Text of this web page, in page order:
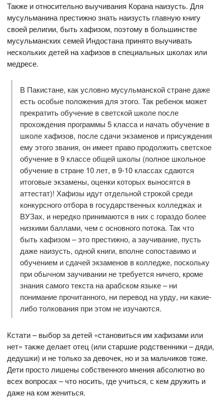
Также и относительно выучивания Корана наизусть. Для
мусульманина престижно знать наизусть главную книгу
своей религии, быть хафизом, поэтому в большинстве
мусульманских семей Индостана принято выучивать
нескольких детей на хафизов в специальных школах или
медресе.
В Пакистане, как условно мусульманской стране даже
есть особые положения для этого. Так ребенок может
прекратить обучение в светской школе после
прохождения программы 5 класса и начать обучение в
школе хафизов, после сдачи экзаменов и присуждения
ему этого звания, он имеет право продолжить светское
обучение в 9 классе общей школы (полное школьное
обучение в стране 10 лет, в 9-10 классах сдаются
итоговые экзамены, оценки которых выносятся в
аттестат)! Хафизы идут отдельной строкой среди
конкурсного отбора в государственных колледжах и
ВУЗах, и нередко принимаются в них с гораздо более
низкими баллами, чем с основного потока. Так что
быть хафизом – это престижно, а заучивание, пусть
даже наизусть, одной книги, вполне сопоставимо и
обучением и сдачей экзаменов в колледже, поскольку
при обычном заучивании не требуется ничего, кроме
знания самого текста на арабском языке – ни
понимание прочитанного, ни перевод на урду, ни какие-
либо толкования при этом не изучаются.
Кстати – выбор за детей «становиться им хафизами или
нет» также делает отец (или старшие родственники – дяди,
дедушки) и не только за девочек, но и за мальчиков тоже.
Дети просто лишены собственного мнения абсолютно во
всех вопросах – что носить, где учиться, с кем дружить и
даже на ком жениться.